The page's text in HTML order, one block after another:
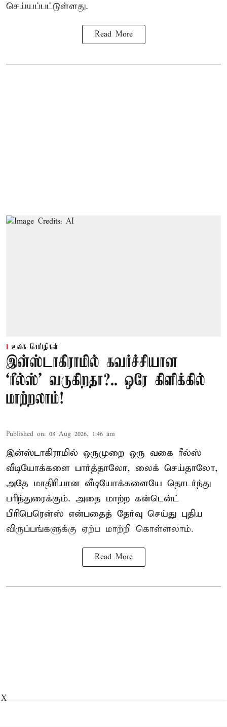
செய்யப்பட்டுள்ளது.
Read More
உலக செய்திகள்
இன்ஸ்டாகிராமில் கவர்ச்சியான
‘ரீல்ஸ்’ வருகிறதா?.. ஒரே கிளிக்கில்
மாற்றலாம்!
Published on: 08 Aug 2026, 1:46 am
இன்ஸ்டாகிராமில் ஒருமுறை ஒரு வகை ரீல்ஸ்
வீடியோக்களை பார்த்தாலோ, லைக் செய்தாலோ,
அதே மாதிரியான வீடியோக்களையே தொடர்ந்து
பரிந்துரைக்கும். அதை மாற்ற கன்டென்ட்
பிரிபெரென்ஸ் என்பதைத் தேர்வு செய்து புதிய
விருப்பங்களுக்கு ஏற்ப மாற்றி கொள்ளலாம்.
Read More
X